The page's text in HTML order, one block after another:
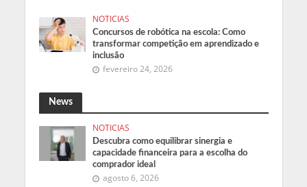
NOTICIAS
Concursos de robótica na escola: Como
transformar competição em aprendizado e
inclusão
fevereiro 24, 2026
News
NOTICIAS
Descubra como equilibrar sinergia e
capacidade financeira para a escolha do
comprador ideal
agosto 6, 2026